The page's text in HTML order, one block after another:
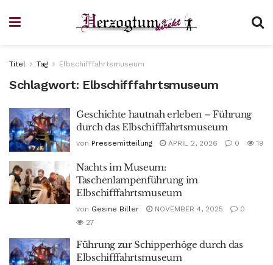
Titel Tag Elbschifffahrtsmuseum
Schlagwort: Elbschifffahrtsmuseum
Geschichte hautnah erleben – Führung
durch das Elbschifffahrtsmuseum
von Pressemitteilung APRIL 2, 2026 0 19
Nachts im Museum:
Taschenlampenführung im
Elbschifffahrtsmuseum
von Gesine Biller NOVEMBER 4, 2025
0
27
Führung zur Schipperhöge durch das
Elbschifffahrtsmuseum